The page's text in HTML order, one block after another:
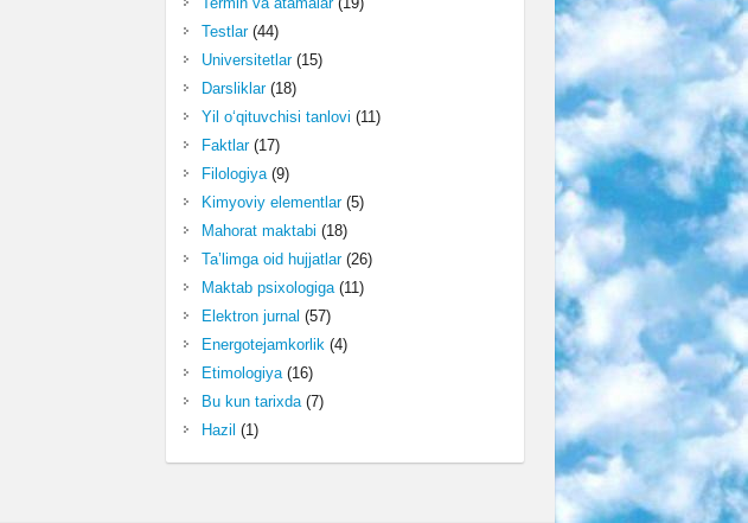
Testlar(44)
Universitetlar(15)
Darsliklar(18)
Yil o‘qituvchisi tanlovi (11)
Faktlar(17)
Filologiya(9)
Kimyoviy elementlar(5)
Mahorat maktabi (18)
Ta’limga oid hujjatlar(26)
Maktab psixologiga(11)
Elektron jurnal (57)
Energotejamkorlik(4)
Etimologiya(16)
Bu kun tarixda(7)
Hazil (1)